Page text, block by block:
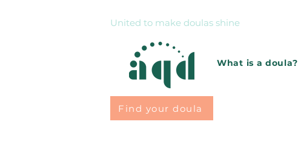
United to make doulas shine
What is a doula?
Find your doula